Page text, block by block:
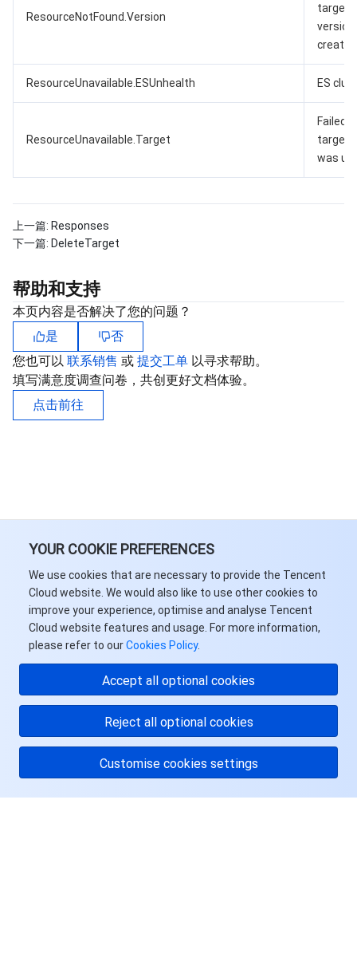
YOUR COOKIE PREFERENCES
We use cookies that are necessary to provide the Tencent
Cloud website. We would also like to use other cookies to
improve your experience, optimise and analyse Tencent
Cloud website features and usage. For more information,
please refer to ourCookies Policy.
Accept all optional cookies
Reject all optional cookies
Customise cookies settings
ResourceNotFound.Version
target,
version
create
ResourceUnavailable.ESUnhealth ES
ResourceUnavailable.Target
Failed
target,
was
上一篇: Responses
下一篇: DeleteTarget
帮助和支持
本页内容是否解决了您的问题？
是
否
您也可以 联系销售 或 提交工单 以寻求帮助。
填写满意度调查问卷，共创更好文档体验。
点击前往